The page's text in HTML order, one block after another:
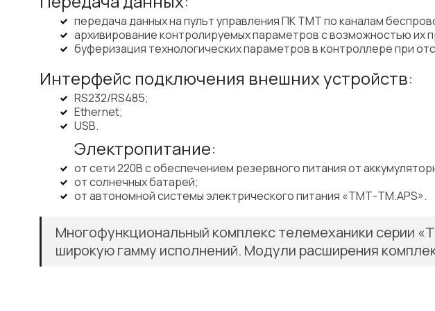
передача данных на пульт управления ПК ТМТ по каналам
архивирование контролируемых параметров с возможностью их
буферизация технологических параметров в контроллере при
Интерфейс подключения внешних устройств:
RS232/RS485;
Ethernet;
USB.
Электропитание:
от сети 220В с обеспечением резервного питания от
от солнечных батарей;
от автономной системы электрического питания «ТМТ-ТМ.APS».
Многофункциональный комплекс телемеханики серии
широкую гамму исполнений. Модули расширения